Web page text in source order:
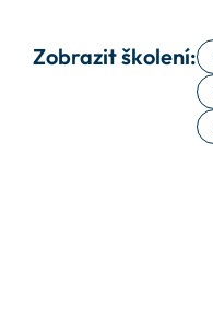
Zobrazit školení: